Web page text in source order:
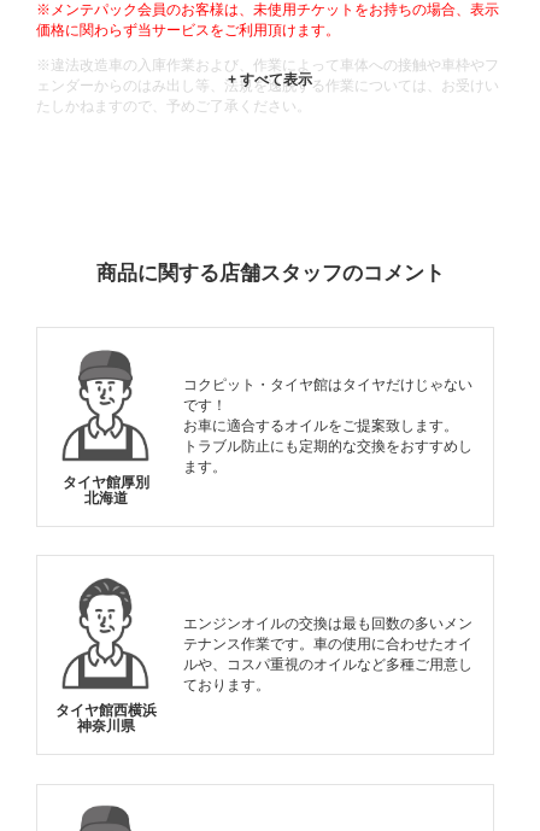
※メンテパック会員のお客様は、未使用チケットをお持ちの場合、表示
価格に関わらず当サービスをご利用頂けます。
※違法改造車の入庫作業および、作業によって車体への接触や車枠やフ
ェンダーからのはみ出し等、法規を逸脱する作業については、お受けい
たしかねますので、予めご了承ください。
商品に関する店舗スタッフのコメント
タイヤ館厚別
北海道
コクピット・タイヤ館はタイヤだけじゃない
です！
お車に適合するオイルをご提案致します。
トラブル防止にも定期的な交換をおすすめし
ます。
タイヤ館西横浜
神奈川県
エンジンオイルの交換は最も回数の多いメン
テナンス作業です。車の使用に合わせたオイ
ルや、コスパ重視のオイルなど多種ご用意し
ております。